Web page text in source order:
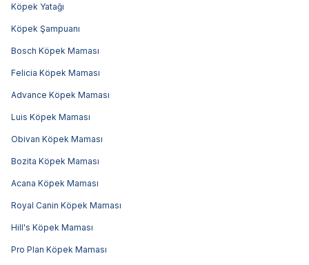
Köpek Yatağı
Köpek Şampuanı
Bosch Köpek Maması
Felicia Köpek Maması
Advance Köpek Maması
Luis Köpek Maması
Obivan Köpek Maması
Bozita Köpek Maması
Acana Köpek Maması
Royal Canin Köpek Maması
Hill's Köpek Maması
Pro Plan Köpek Maması